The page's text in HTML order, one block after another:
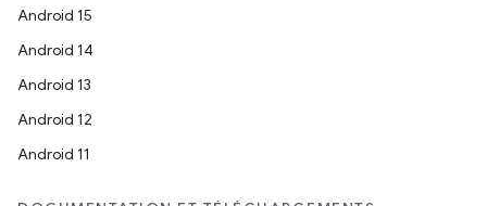
Android 15
Android 14
Android 13
Android 12
Android 11